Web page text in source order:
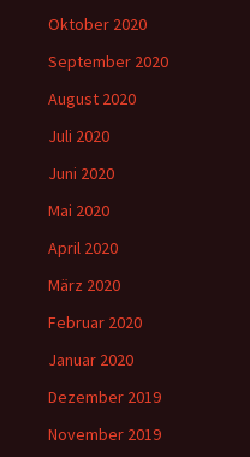
Oktober 2020
September 2020
August 2020
Juli 2020
Juni 2020
Mai 2020
April 2020
März 2020
Februar 2020
Januar 2020
Dezember 2019
November 2019